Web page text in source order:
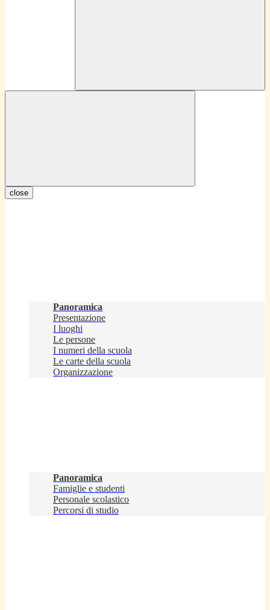
close
Panoramica
Presentazione
I luoghi
Le persone
I numeri della scuola
Le carte della scuola
Organizzazione
Panoramica
Famiglie e studenti
Personale scolastico
Percorsi di studio